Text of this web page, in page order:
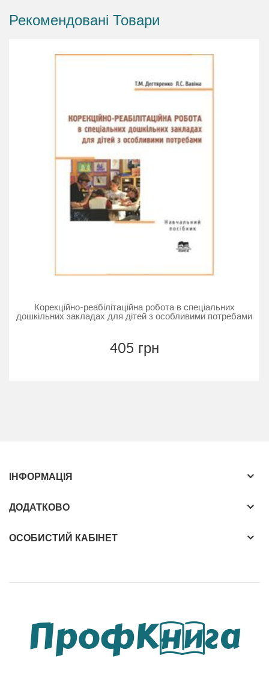
педагогических приемов, больше узнать о
Книга адресована педагогам, психологам,
специалистам, а также студентам, тьюторам,
родителям и всем, кто соприкасается со сферой
помощи особым детям.
Рекомендовані Товари
Корекційно-реабілітаційна робота в спеціальних
дошкільних закладах для дітей з особливими потребами
405 грн
ІНФОРМАЦІЯ
ДОДАТКОВО
ОСОБИСТИЙ КАБІНЕТ